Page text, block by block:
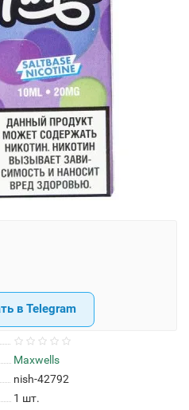
Maxwells
nish-42792
1 шт.
в Telegram